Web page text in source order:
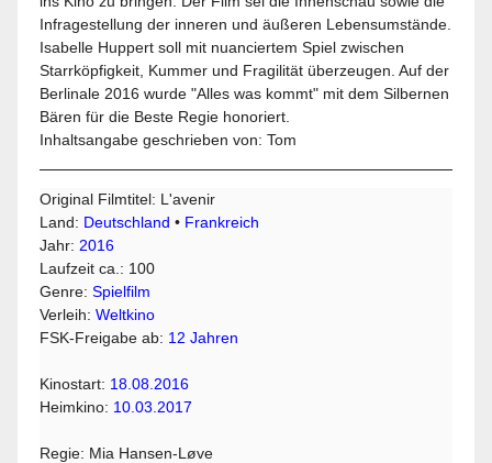
Infragestellung der inneren und äußeren Lebensumstände.
Isabelle Huppert soll mit nuanciertem Spiel zwischen
Starrköpfigkeit, Kummer und Fragilität überzeugen. Auf der
Berlinale 2016 wurde "Alles was kommt" mit dem Silbernen
Bären für die Beste Regie honoriert.
Inhaltsangabe geschrieben von: Tom
Original Filmtitel: L'avenir
Land: Deutschland • Frankreich
Jahr: 2016
Laufzeit ca.: 100
Genre:Spielfilm
Verleih:Weltkino
FSK-Freigabe ab: 12 Jahren
Kinostart: 18.08.2016
Heimkino: 10.03.2017
Regie: Mia Hansen-Løve